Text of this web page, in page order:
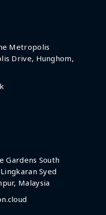
Metropolis
Drive, Hunghom,
Gardens South
Syed
Malaysia